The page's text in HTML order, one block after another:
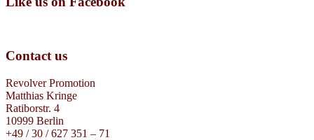
Contact us
Revolver Promotion
Matthias Kringe
Ratiborstr. 4
10999 Berlin
+49 / 30 / 627 351 – 71